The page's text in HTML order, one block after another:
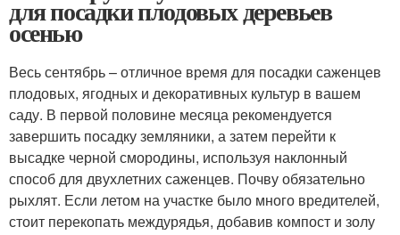
для посадки плодовых деревьев
осенью
Весь сентябрь – отличное время для посадки саженцев
плодовых, ягодных и декоративных культур в вашем
саду. В первой половине месяца рекомендуется
завершить посадку земляники, а затем перейти к
высадке черной смородины, используя наклонный
способ для двухлетних саженцев. Почву обязательно
рыхлят. Если летом на участке было много вредителей,
стоит перекопать междурядья, добавив компост и золу